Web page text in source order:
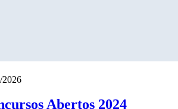
2026
Abertos 2024